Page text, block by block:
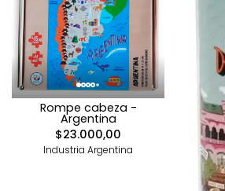
Rompe cabeza -
Argentina
$23.000,00
Industria Argentina